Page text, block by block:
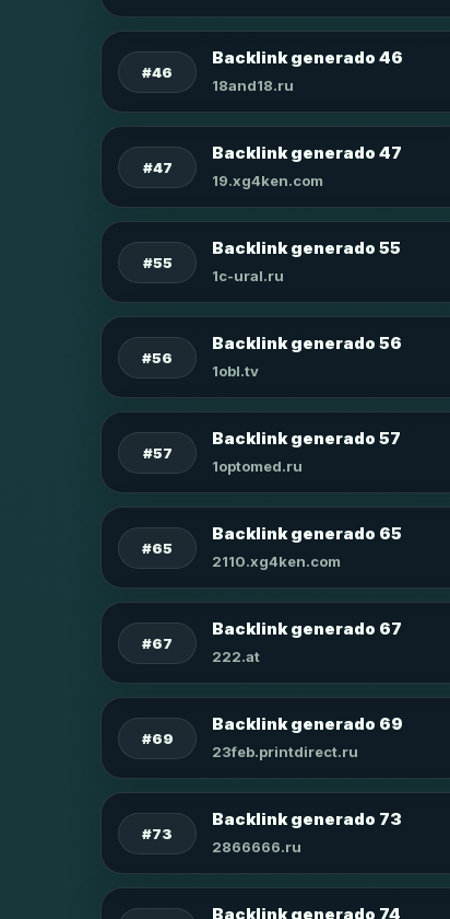
#46
Backlink generado 46
18and18.ru
#47
Backlink generado 47
19.xg4ken.com
#55
Backlink generado 55
1c-ural.ru
#56
Backlink generado 56
1obl.tv
#57
Backlink generado 57
1optomed.ru
#65
Backlink generado 65
2110.xg4ken.com
#67
Backlink generado 67
222.at
#69
Backlink generado 69
23feb.printdirect.ru
#73
Backlink generado 73
2866666.ru
Backlink generado 74